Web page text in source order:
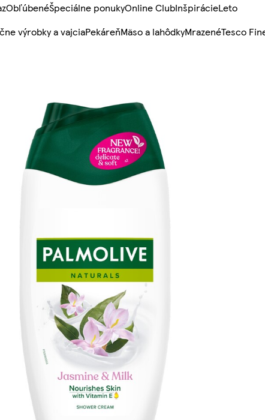
ObľúbenéŠpeciálne ponukyOnline ClubInšpirácieLeto
výrobky a vajciaPekáreňMäso a lahôdkyMrazenéTesco